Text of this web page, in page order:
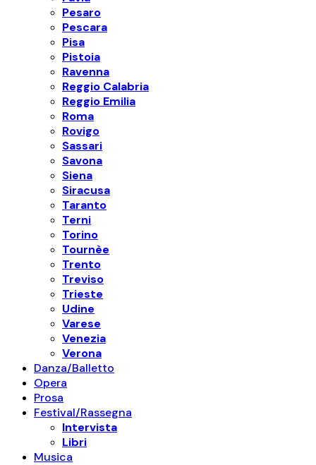
Pesaro
Pescara
Pisa
Pistoia
Ravenna
Reggio Calabria
Reggio Emilia
Roma
Rovigo
Sassari
Savona
Siena
Siracusa
Taranto
Terni
Torino
Tournèe
Trento
Treviso
Trieste
Udine
Varese
Venezia
Verona
Danza/Balletto
Opera
Prosa
Festival/Rassegna
Intervista
Libri
Musica